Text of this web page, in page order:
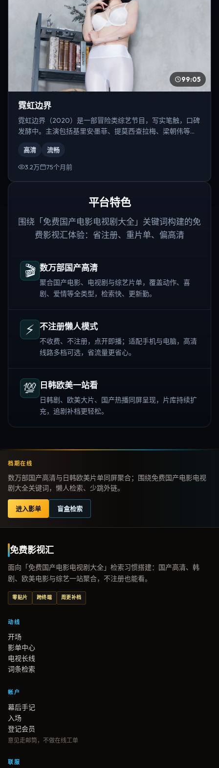
99:05
霓虹边界
霓虹边界（2020）是一部冒险类综艺节目，写实笔触，口碑
发酵中。主演包括基里安·墨菲、提莫西·查拉梅、梁朝伟等，
高清 流畅
3.2万 75个月前
平台特色
围绕「免费国产电影电视剧大全」关键词构建的免
费影视汇体验：省注册、重片单、偏高清
🎬 数万部国产高清
聚合国产电影、电视剧与综艺片单，覆盖动作、喜
剧、爱情等全类型，检索快、更新勤。
⚡ 不注册懒人模式
不收费、不注册，点开即播；适配手机与电脑，高清
线路多档可选，省流量更省心。
💯 日韩欧美一站看
日韩剧、欧美大片、国产热播同屏呈现，片库持续扩
充，追剧补档更轻松。
档期在线
数万部国产高清与日韩欧美片单同屏聚合；围绕免费国产电影电视
剧大全关键词，懒人检索、少跳外链。
进入影单 盲盒检索
免费影视汇
面向「免费国产电影电视剧大全」检索习惯搭建：国产高清、韩
剧、欧美电影与综艺一站聚合，不注册也能看。
零贴片 跨终端 周更补档
动线
开场
影单中心
电视长线
词条检索
帐户
幕后手记
入场
登记会员
意见走邮筒，不做在线工单
联服